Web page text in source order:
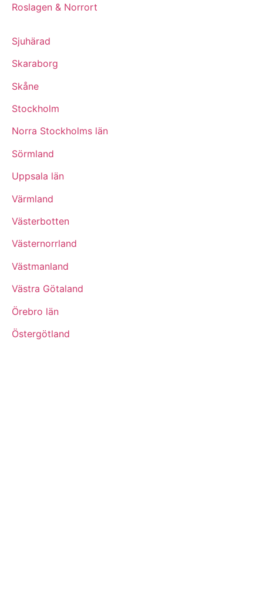
Roslagen & Norrort
Sjuhärad
Skaraborg
Skåne
Stockholm
Norra Stockholms län
Sörmland
Uppsala län
Värmland
Västerbotten
Västernorrland
Västmanland
Västra Götaland
Örebro län
Östergötland